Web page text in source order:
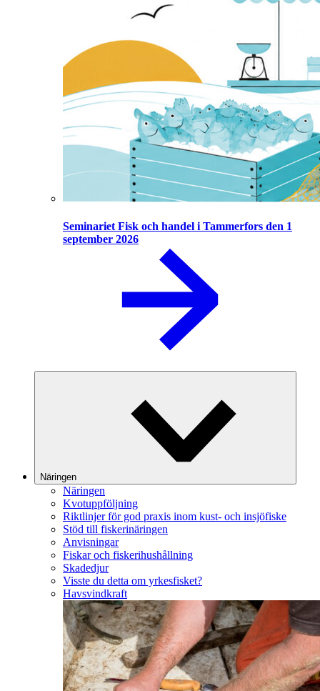
Seminariet Fisk och handel i Tammerfors den 1
september 2026
Näringen
Näringen
Kvotuppföljning
Riktlinjer för god praxis inom kust- och insjöfiske
Stöd till fiskerinäringen
Anvisningar
Fiskar och fiskerihushållning
Skadedjur
Visste du detta om yrkesfisket?
Havsvindkraft